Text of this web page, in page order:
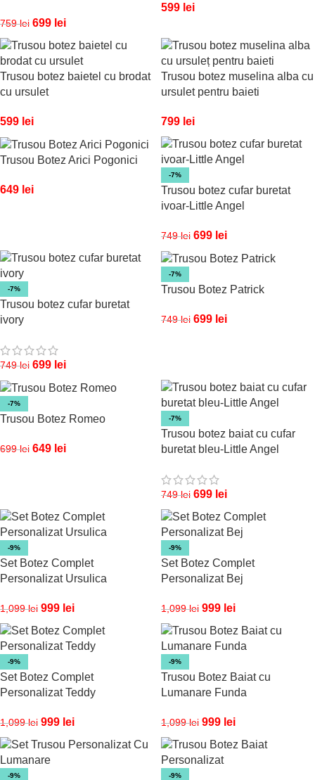
759lei 699 lei
599 lei
Trusou botez baietel cu brodat
cu ursulet
599 lei
Trusou botez muselina alba cu
ursulet pentru baieti
799 lei
Trusou Botez Arici Pogonici
649 lei
-7%
Trusou botez cufar buretat
ivoar-Little Angel
749lei 699 lei
-7%
Trusou botez cufar buretat
ivory
749lei 699 lei
-7%
Trusou Botez Patrick
749lei 699 lei
-7%
Trusou Botez Romeo
699lei 649 lei
-7%
Trusou botez baiat cu cufar
buretat bleu-Little Angel
749lei 699 lei
-9%
Set Botez Complet
Personalizat Ursulica
1,099lei 999 lei
-9%
Set Botez Complet
Personalizat Bej
1,099lei 999 lei
-9%
Set Botez Complet
Personalizat Teddy
1,099lei 999 lei
-9%
Trusou Botez Baiat cu
Lumanare Funda
1,099lei 999 lei
-9% -9%